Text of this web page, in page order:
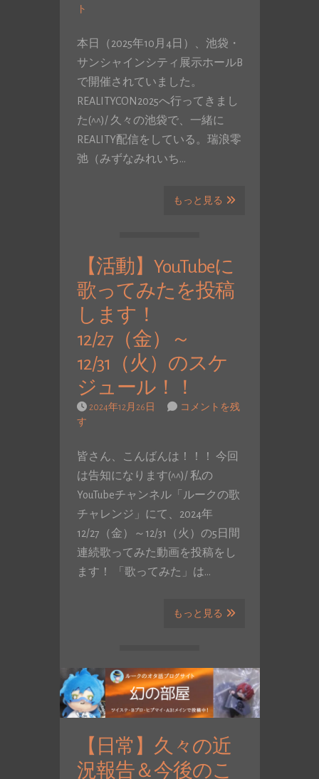
ト
本日（2025年10月4日）、池袋・
サンシャインシティ展示ホールB
で開催されていました。
REALITYCON2025へ行ってきまし
た(^^)/ 久々の池袋で、一緒に
REALITY配信をしている。瑞浪零
弛（みずなみれいち…
もっと見る
【活動】YouTubeに
歌ってみたを投稿
します！
12/27（金）～
12/31（火）のスケ
ジュール！！
2024年12月26日
コメントを残
す
皆さん、こんばんは！！！ 今回
は告知になります(^^)/ 私の
YouTubeチャンネル「ルークの歌
チャレンジ」にて、2024年
12/27（金）～12/31（火）の5日間
連続歌ってみた動画を投稿をし
ます！ 「歌ってみた」は…
もっと見る
【日常】久々の近
況報告＆今後のこ